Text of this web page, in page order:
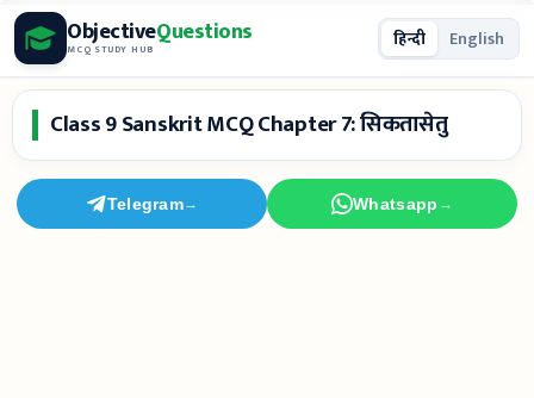
Skip
to
content
ObjectiveQuestions
MCQ STUDY HUB हिन्दी English
Class 9 Sanskrit MCQ Chapter 7: सिकतासेतु
Telegram→ Whatsapp →